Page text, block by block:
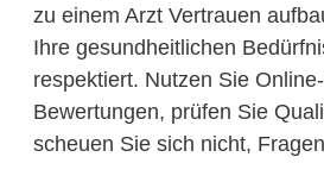
zu einem Arzt Vertrauen
Ihre gesundheitlichen
respektiert. Nutzen Sie
Bewertungen, prüfen Sie
scheuen Sie sich nicht,